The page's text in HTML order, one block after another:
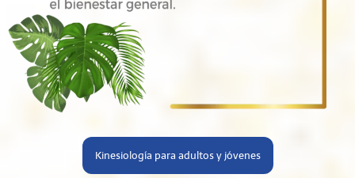
Kinesiología para adultos y jóvenes